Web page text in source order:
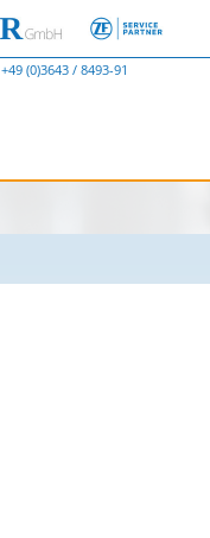
+49 (0)3643 / 8493-91